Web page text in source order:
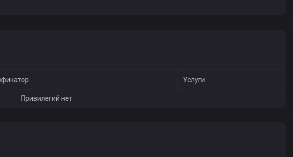
Услуги
Привилегий нет